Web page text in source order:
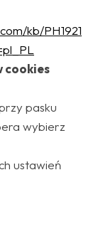
kb/PH1921
cookies
pasku
wybierz
ustawień